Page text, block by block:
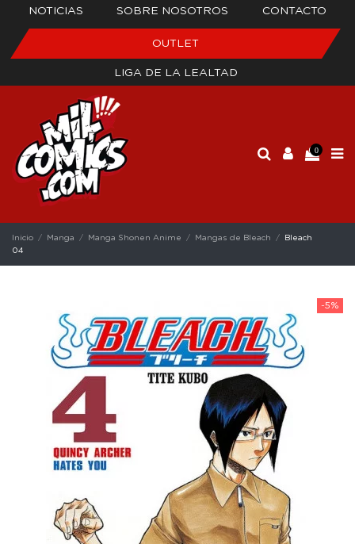
NOTICIAS SOBRE NOSOTROS CONTACTO
OUTLET
LIGA DE LA LEALTAD
0
Inicio Manga Manga Shonen Anime Mangas de Bleach
Bleach
04
-5%